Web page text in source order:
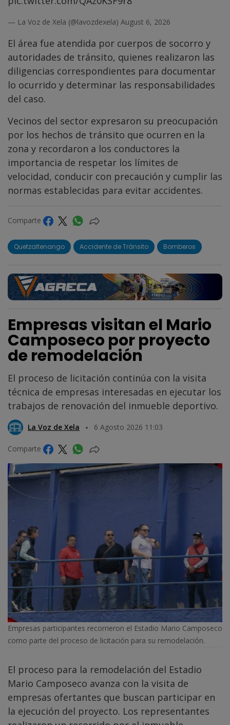
— La Voz de Xela (@lavozdexela) August 6, 2026
El área fue atendida por cuerpos de socorro y
autoridades de tránsito, quienes realizaron las
diligencias correspondientes para documentar
lo ocurrido y determinar las responsabilidades
del caso.
Vecinos del sector expresaron su preocupación
por los hechos de tránsito que ocurren en la
zona y recordaron a los conductores la
importancia de respetar los límites de
velocidad, conducir con precaución y cumplir las
normas establecidas para evitar accidentes.
Comparte
Quetzaltenango Accidente de Tránsito Bomberos
Empresas visitan el Mario
Camposeco por proyecto
de remodelación
El proceso de licitación continúa con la visita
técnica de empresas interesadas en ejecutar los
trabajos de renovación del inmueble deportivo.
La Voz de Xela 6 Agosto 2026 11:03
Comparte
Empresas participantes recorrieron el Estadio Mario Camposeco
como parte del proceso de licitación para su remodelación.
El proceso para la remodelación del Estadio
Mario Camposeco avanza con la visita de
empresas ofertantes que buscan participar en
la ejecución del proyecto. Los representantes